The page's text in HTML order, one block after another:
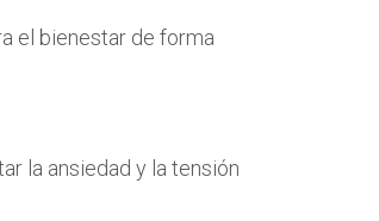
el bienestar de forma
la ansiedad y la tensión